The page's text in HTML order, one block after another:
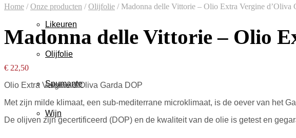
Likeuren
Olijfolie
Spumante
Wijn
Home / Onze producten / Olijfolie /Madonna delle Vittorie – Olio Extra Vergine d’Oliva
Madonna delle Vittorie – Olio
€ 22,50
Olio Extra Vergine d’Oliva Garda DOP
Met zijn milde klimaat, een sub-mediterrane microklimaat, is de oever van het
De olijven zijn gecertificeerd (DOP) en de kwaliteit van de olie is getest en